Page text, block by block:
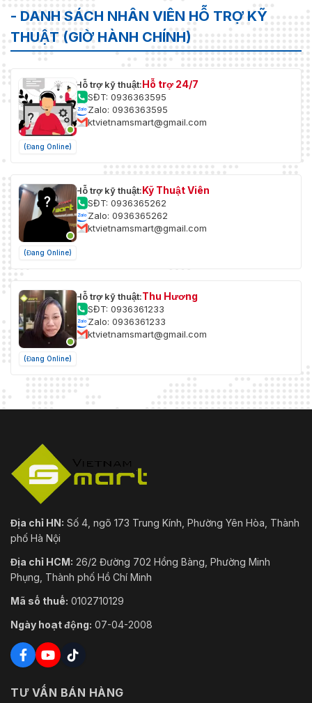
- DANH SÁCH NHÂN VIÊN HỖ TRỢ KỸ
THUẬT (GIỜ HÀNH CHÍNH)
(Đang Online)
Hỗ trợ kỹ thuật:Hỗ trợ 24/7
SĐT: 0936363595
Zalo: 0936363595
ktvietnamsmart@gmail.com
(Đang Online)
Hỗ trợ kỹ thuật:Kỹ Thuật Viên
SĐT: 0936365262
Zalo: 0936365262
ktvietnamsmart@gmail.com
(Đang Online)
Hỗ trợ kỹ thuật:Thu Hương
SĐT: 0936361233
Zalo: 0936361233
ktvietnamsmart@gmail.com
Địa chỉ HN: Số 4, ngõ 173 Trung Kính, Phường Yên Hòa, Thành
phố Hà Nội
Địa chỉ HCM: 26/2 Đường 702 Hồng Bàng, Phường Minh
Phụng, Thành phố Hồ Chí Minh
Mã số thuế: 0102710129
Ngày hoạt động: 07-04-2008
TƯ VẤN BÁN HÀNG